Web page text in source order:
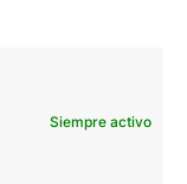
Siempre activo